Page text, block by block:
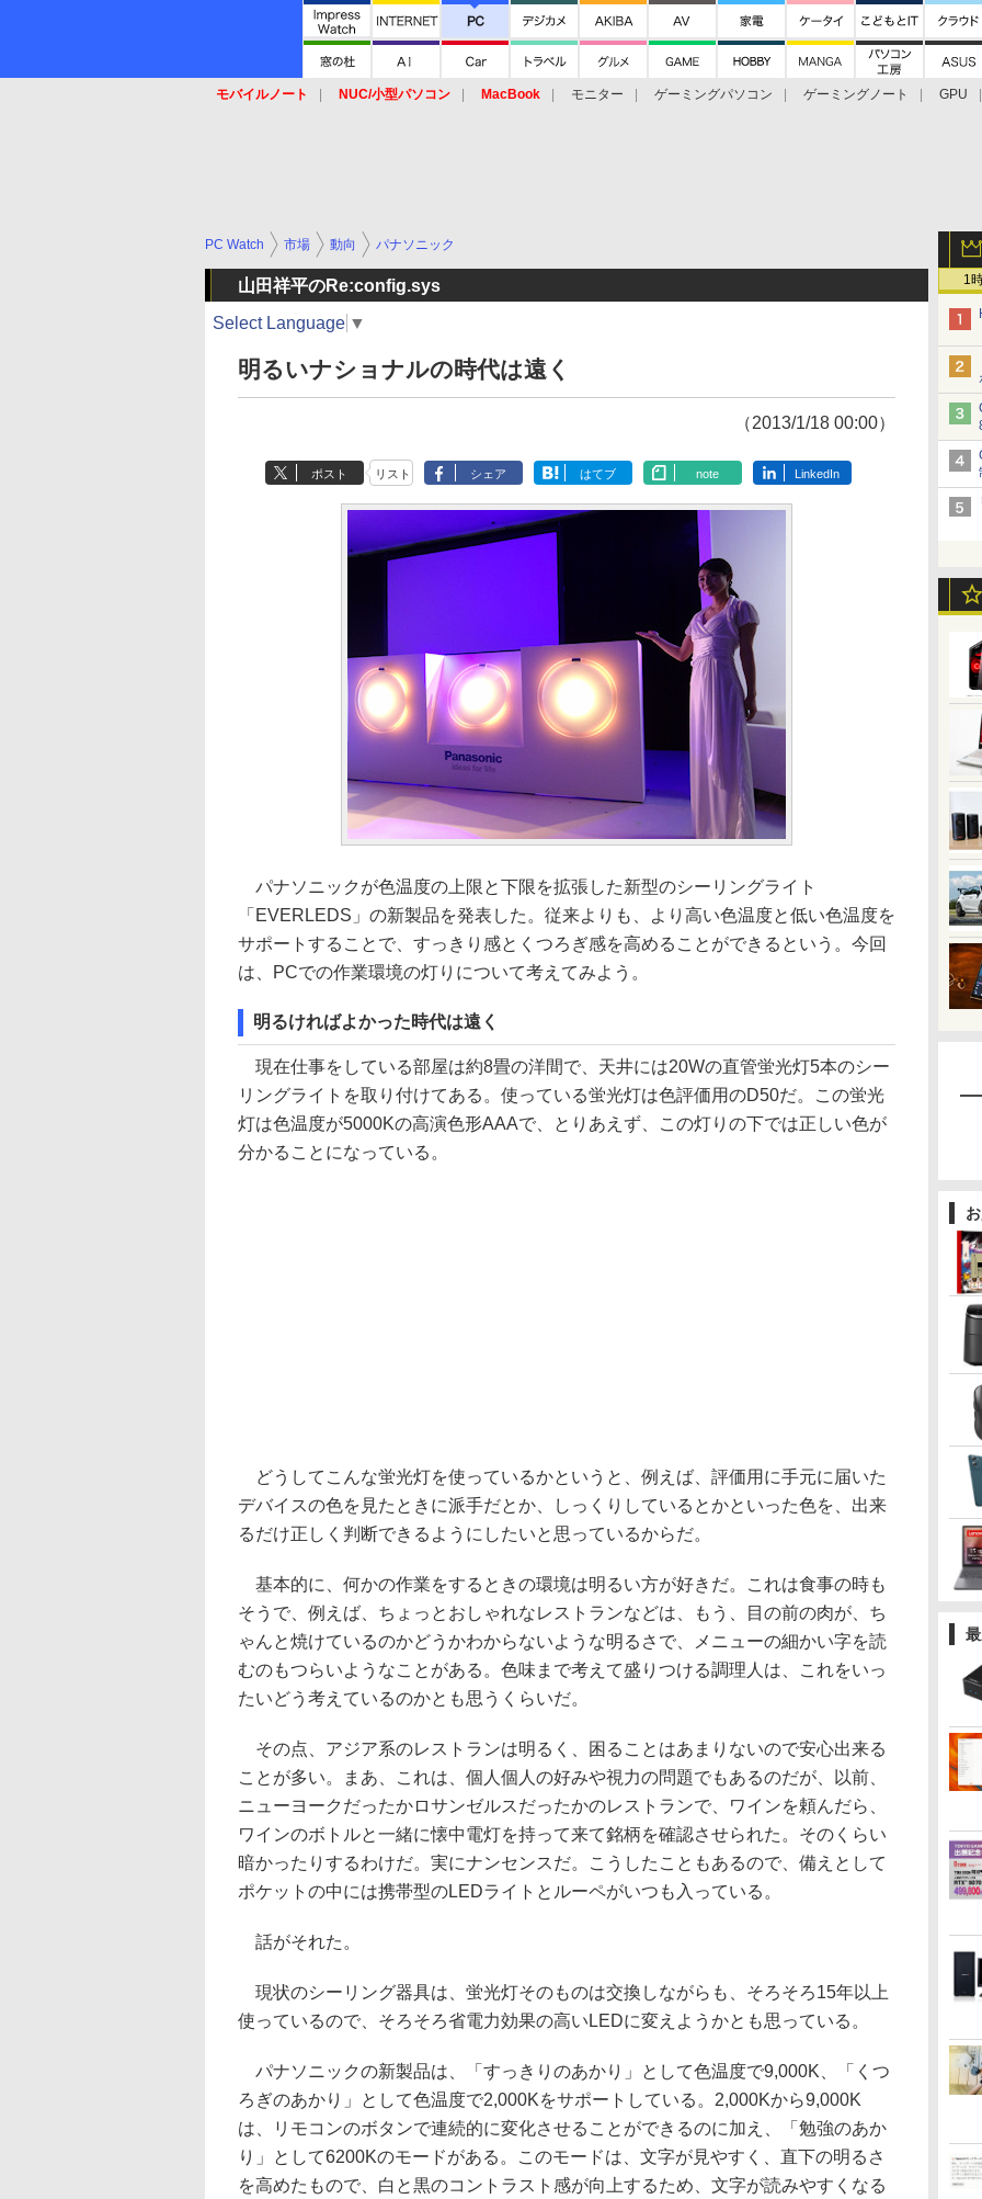
モバイルノート NUC/小型パソコン MacBook モニター ゲーミングパソコン ゲーミングノート
GPU
1
PC Watch 市場 動向 パナソニック
山田祥平のRe:config.sys
Select Language ▼
明るいナショナルの時代は遠く
（2013/1/18 00:00）
ポスト リスト シェア はてブ note LinkedIn
パナソニックが色温度の上限と下限を拡張した新型のシーリングライト
「EVERLEDS」の新製品を発表した。従来よりも、より高い色温度と低い色温度を
サポートすることで、すっきり感とくつろぎ感を高めることができるという。今回
は、PCでの作業環境の灯りについて考えてみよう。
明るければよかった時代は遠く
現在仕事をしている部屋は約8畳の洋間で、天井には20Wの直管蛍光灯5本のシー
リングライトを取り付けてある。使っている蛍光灯は色評価用のD50だ。この蛍光
灯は色温度が5000Kの高演色形AAAで、とりあえず、この灯りの下では正しい色が
分かることになっている。
どうしてこんな蛍光灯を使っているかというと、例えば、評価用に手元に届いた
デバイスの色を見たときに派手だとか、しっくりしているとかといった色を、出来
るだけ正しく判断できるようにしたいと思っているからだ。
基本的に、何かの作業をするときの環境は明るい方が好きだ。これは食事の時も
そうで、例えば、ちょっとおしゃれなレストランなどは、もう、目の前の肉が、ち
ゃんと焼けているのかどうかわからないような明るさで、メニューの細かい字を読
むのもつらいようなことがある。色味まで考えて盛りつける調理人は、これをいっ
たいどう考えているのかとも思うくらいだ。
その点、アジア系のレストランは明るく、困ることはあまりないので安心出来る
ことが多い。まあ、これは、個人個人の好みや視力の問題でもあるのだが、以前、
ニューヨークだったかロサンゼルスだったかのレストランで、ワインを頼んだら、
ワインのボトルと一緒に懐中電灯を持って来て銘柄を確認させられた。そのくらい
暗かったりするわけだ。実にナンセンスだ。こうしたこともあるので、備えとして
ポケットの中には携帯型のLEDライトとルーペがいつも入っている。
話がそれた。
現状のシーリング器具は、蛍光灯そのものは交換しながらも、そろそろ15年以上
使っているので、そろそろ省電力効果の高いLEDに変えようかとも思っている。
パナソニックの新製品は、「すっきりのあかり」として色温度で9,000K、「くつ
ろぎのあかり」として色温度で2,000Kをサポートしている。2,000Kから9,000K
は、リモコンのボタンで連続的に変化させることができるのに加え、「勉強のあか
り」として6200Kのモードがある。このモードは、文字が見やすく、直下の明るさ
を高めたもので、白と黒のコントラスト感が向上するため、文字が読みやすくなる